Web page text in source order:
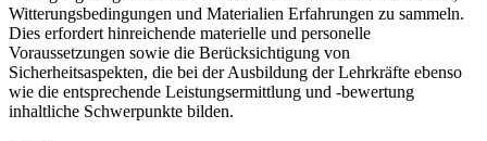
Witterungsbedingungen und Materialien Erfahrungen zu sammeln.
Dies erfordert hinreichende materielle und personelle
Voraussetzungen sowie die Berücksichtigung von
Sicherheitsaspekten, die bei der Ausbildung der Lehrkräfte ebenso
wie die entsprechende Leistungsermittlung und -bewertung
inhaltliche Schwerpunkte bilden.